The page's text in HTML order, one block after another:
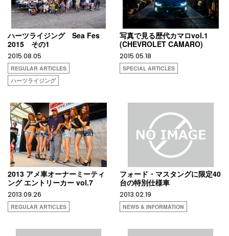
ハーツライジング Sea Fes
2015 その1
2015.08.05
REGULAR ARTICLES
ハーツライジング
写真で見る歴代カマロvol.1
(CHEVROLET CAMARO)
2015.05.18
SPECIAL ARTICLES
2013 アメ車オーナーミーティ
ング エントリーカー vol.7
2013.09.26
REGULAR ARTICLES
フォード・マスタングに限定40
台の特別仕様車
2013.02.19
NEWS & INFORMATION